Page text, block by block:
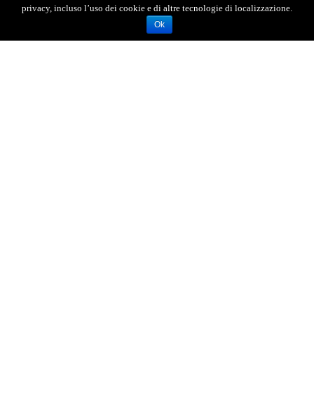
privacy, incluso l’uso dei cookie e di altre tecnologie di localizzazione.
Ok